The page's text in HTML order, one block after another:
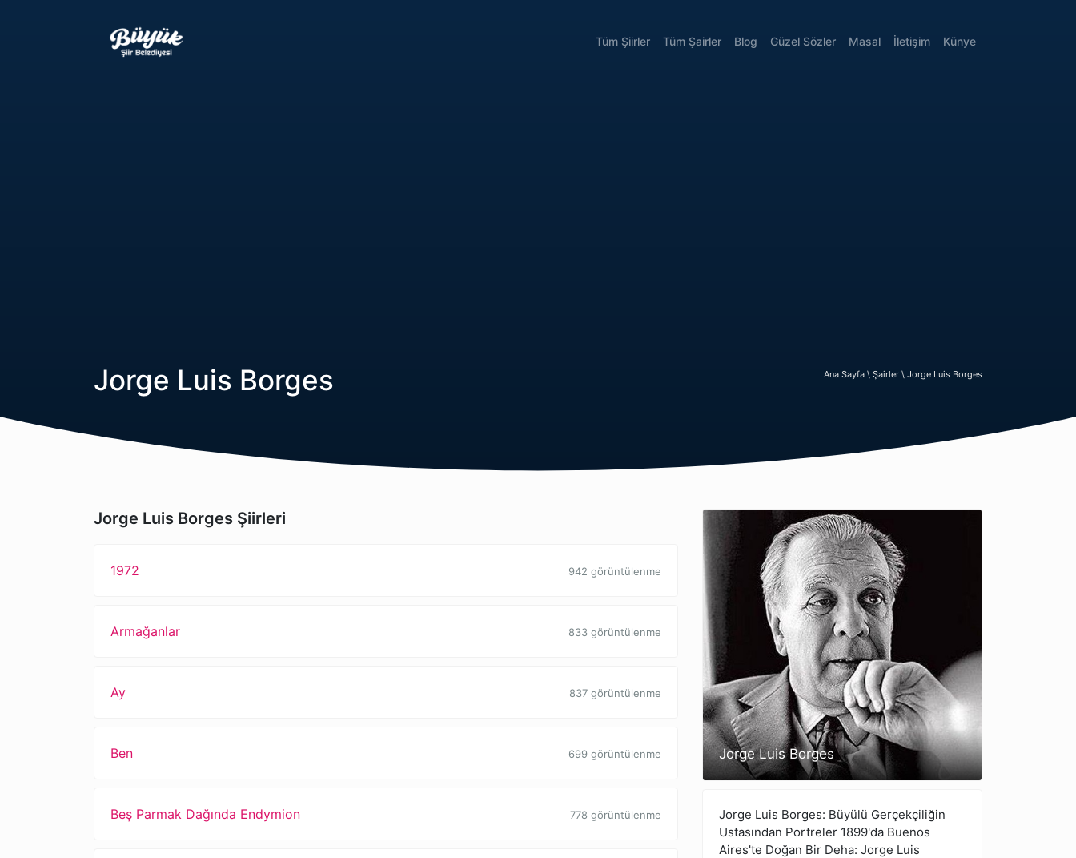
Tüm Şiirler Tüm Şairler Blog Güzel Sözler Masal İletişim Künye
Jorge Luis Borges Ana Sayfa \ Şairler \ Jorge Luis Borges
Jorge Luis Borges Şiirleri
1972 942 görüntülenme
Armağanlar 833 görüntülenme
Ay 837 görüntülenme
Ben 699 görüntülenme
Beş Parmak Dağında Endymion 778 görüntülenme
Jorge Luis Borges
Jorge Luis Borges: Büyülü Gerçekçiliğin
Ustasından Portreler 1899'da Buenos
Aires'te Doğan Bir Deha: Jorge Luis